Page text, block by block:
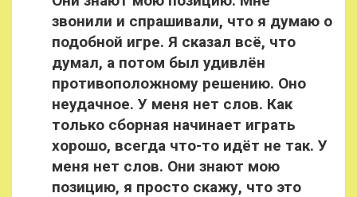
звонили и спрашивали, что я думаю о
подобной игре. Я сказал всё, что
думал, а потом был удивлён
противоположному решению. Оно
неудачное. У меня нет слов. Как
только сборная начинает играть
хорошо, всегда что-то идёт не так. У
меня нет слов. Они знают мою
позицию, я просто скажу, что это